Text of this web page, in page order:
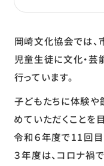
岡崎文化協会では、
児童生徒に文化・芸
行っています。
子どもたちに体験や
めていただくことを
令和６年度で11回目
３年度は、コロナ禍